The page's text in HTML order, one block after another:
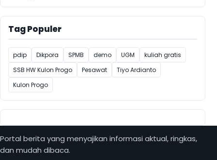
Tag Populer
pdip Dikpora SPMB demo UGM
kuliah gratis
SSB HW Kulon Progo
Pesawat
Tiyo Ardianto
Kulon Progo
Portal berita yang menyajikan informasi aktual, ringkas,
dan mudah dibaca.